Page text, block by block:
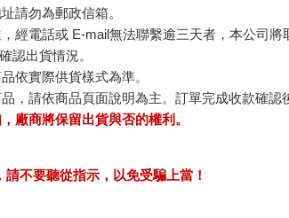
請勿為郵政信箱。
經電話或 E-mail無法聯繫逾三天者，本公司
認出貨情況。
依實際供貨樣式為準。
，請依商品頁面說明為主。訂單完成收款確
廠商將保留出貨與否的權利。
不要聽從指示，以免受騙上當！